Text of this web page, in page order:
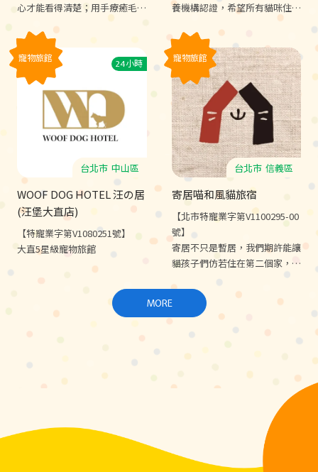
心才能看得清楚；用手療癒毛
孩，盼望所有的小動物都能擁有
舒適的生活質素。
養機構認證，希望所有貓咪住宿
都能像度假一般放鬆舒適自在。
有間貓旅，您唯一的貓旅。★安
養機構、老齡照護、貓行為訓
練、寄養住宿★
24小時
寵物旅館
台北市 中山區
WOOF DOG HOTEL 汪の居
(汪堡大直店)
【特寵業字第V1080251號】
大直5星級寵物旅館
寵物旅館
台北市 信義區
寄居喵和風貓旅宿
【北市特寵業字第V1100295-00
號】
寄居不只是暫居，我們期許能讓
貓孩子們仿若住在第二個家，安
居喵找到極簡、寧靜、留白的意
義。
MORE